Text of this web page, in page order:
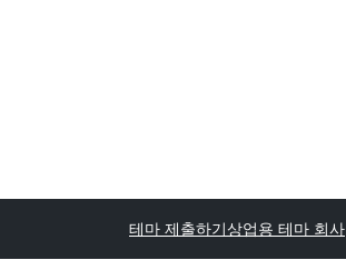
테마 제출하기상업용 테마 회사